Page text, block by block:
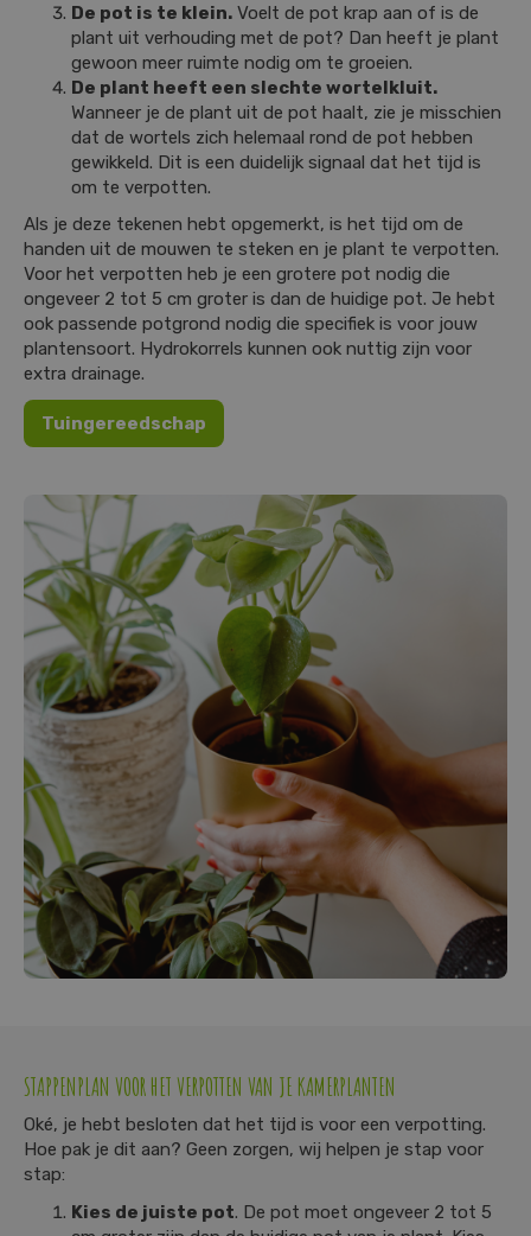
De pot is te klein. Voelt de pot krap aan of is de
plant uit verhouding met de pot? Dan heeft je plant
gewoon meer ruimte nodig om te groeien.
De plant heeft een slechte wortelkluit.
Wanneer je de plant uit de pot haalt, zie je misschien
dat de wortels zich helemaal rond de pot hebben
gewikkeld. Dit is een duidelijk signaal dat het tijd is
om te verpotten.
Als je deze tekenen hebt opgemerkt, is het tijd om de
handen uit de mouwen te steken en je plant te verpotten.
Voor het verpotten heb je een grotere pot nodig die
ongeveer 2 tot 5 cm groter is dan de huidige pot. Je hebt
ook passende potgrond nodig die specifiek is voor jouw
plantensoort. Hydrokorrels kunnen ook nuttig zijn voor
extra drainage.
Tuingereedschap
STAPPENPLAN VOOR HET VERPOTTEN VAN JE KAMERPLANTEN
Oké, je hebt besloten dat het tijd is voor een verpotting.
Hoe pak je dit aan? Geen zorgen, wij helpen je stap voor
stap:
Kies de juiste pot. De pot moet ongeveer 2 tot 5